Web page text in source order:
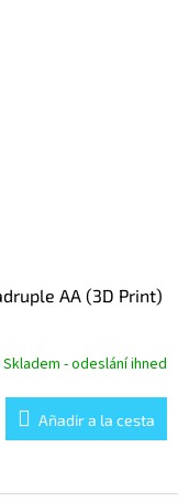
AA (3D Print)
Skladem - odeslání ihned
Añadir a la cesta